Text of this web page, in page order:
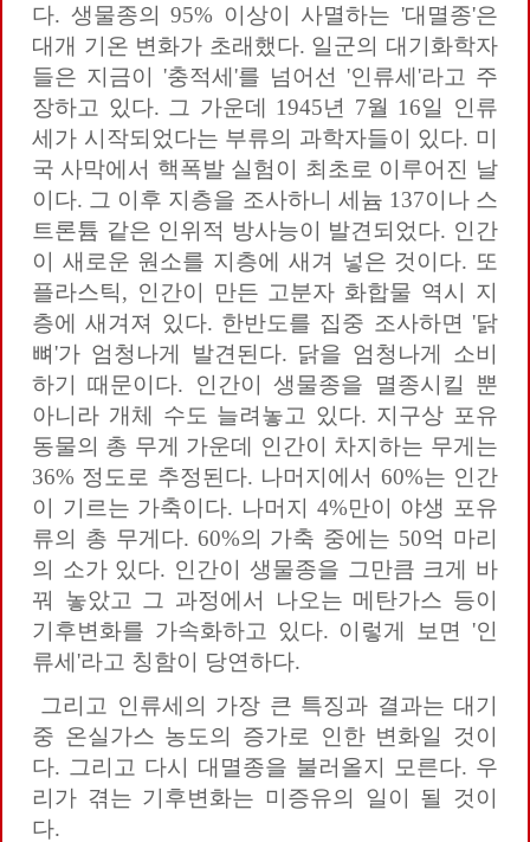
다. 생물종의 95% 이상이 사멸하는 '대멸종'은
대개 기온 변화가 초래했다. 일군의 대기화학자
들은 지금이 '충적세'를 넘어선 '인류세'라고 주
장하고 있다. 그 가운데 1945년 7월 16일 인류
세가 시작되었다는 부류의 과학자들이 있다. 미
국 사막에서 핵폭발 실험이 최초로 이루어진 날
이다. 그 이후 지층을 조사하니 세늄 137이나 스
트론튬 같은 인위적 방사능이 발견되었다. 인간
이 새로운 원소를 지층에 새겨 넣은 것이다. 또
플라스틱, 인간이 만든 고분자 화합물 역시 지
층에 새겨져 있다. 한반도를 집중 조사하면 '닭
뼈'가 엄청나게 발견된다. 닭을 엄청나게 소비
하기 때문이다. 인간이 생물종을 멸종시킬 뿐
아니라 개체 수도 늘려놓고 있다. 지구상 포유
동물의 총 무게 가운데 인간이 차지하는 무게는
36% 정도로 추정된다. 나머지에서 60%는 인간
이 기르는 가축이다. 나머지 4%만이 야생 포유
류의 총 무게다. 60%의 가축 중에는 50억 마리
의 소가 있다. 인간이 생물종을 그만큼 크게 바
꿔 놓았고 그 과정에서 나오는 메탄가스 등이
기후변화를 가속화하고 있다. 이렇게 보면 '인
류세'라고 칭함이 당연하다.
그리고 인류세의 가장 큰 특징과 결과는 대기
중 온실가스 농도의 증가로 인한 변화일 것이
다. 그리고 다시 대멸종을 불러올지 모른다. 우
리가 겪는 기후변화는 미증유의 일이 될 것이
다.